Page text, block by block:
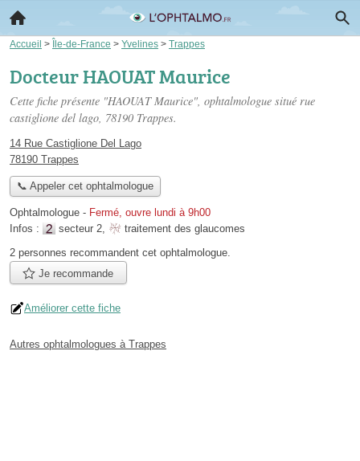
Accueil > Île-de-France > Yvelines > Trappes
Docteur HAOUAT Maurice
Cette fiche présente "HAOUAT Maurice", ophtalmologue situé rue
castiglione del lago, 78190 Trappes.
14 Rue Castiglione Del Lago
78190 Trappes
📞 Appeler cet ophtalmologue
Ophtalmologue - Fermé, ouvre lundi à 9h00
Infos :
secteur 2,
traitement des glaucomes
2 personnes recommandent cet ophtalmologue.
Je recommande
Améliorer cette fiche
Autres ophtalmologues à Trappes